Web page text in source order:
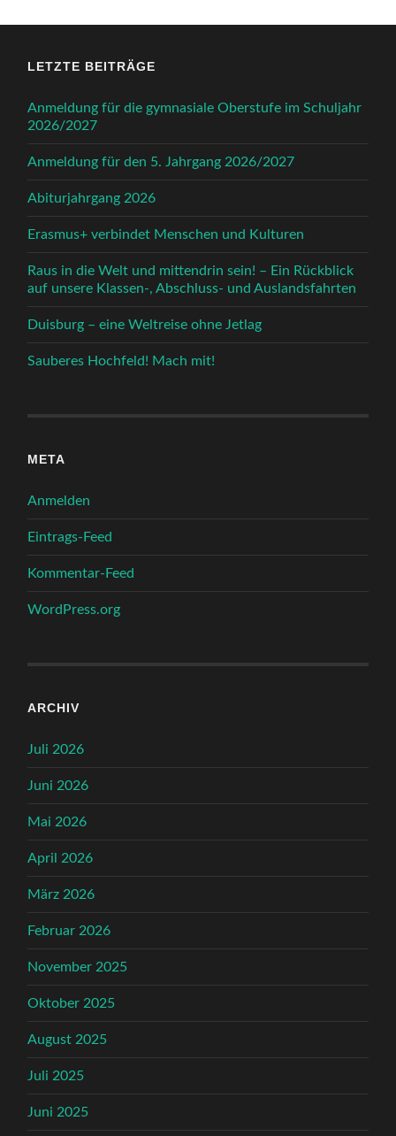
LETZTE BEITRÄGE
Anmeldung für die gymnasiale Oberstufe im Schuljahr
2026/2027
Anmeldung für den 5. Jahrgang 2026/2027
Abiturjahrgang 2026
Erasmus+ verbindet Menschen und Kulturen
Raus in die Welt und mittendrin sein! – Ein Rückblick
auf unsere Klassen-, Abschluss- und Auslandsfahrten
Duisburg – eine Weltreise ohne Jetlag
Sauberes Hochfeld! Mach mit!
META
Anmelden
Eintrags-Feed
Kommentar-Feed
WordPress.org
ARCHIV
Juli 2026
Juni 2026
Mai 2026
April 2026
März 2026
Februar 2026
November 2025
Oktober 2025
August 2025
Juli 2025
Juni 2025